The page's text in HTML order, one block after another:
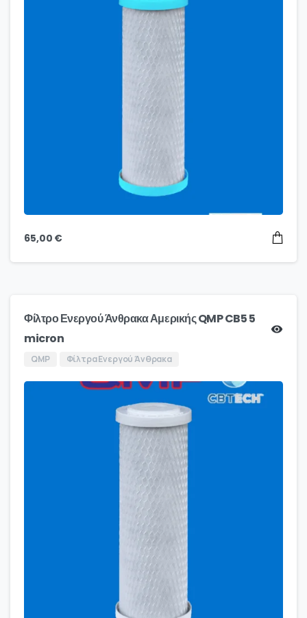
65,00 €
Φίλτρο Ενεργού Άνθρακα Αμερικής QMP CB5 5
micron
QMP Φίλτρα Ενεργού Άνθρακα